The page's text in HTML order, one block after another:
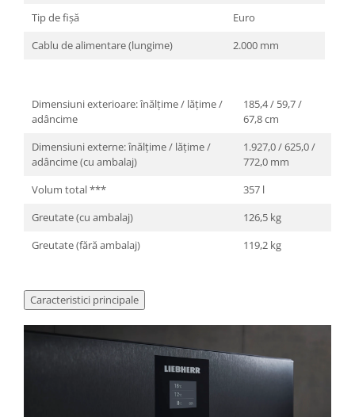
Tip de fişă
Euro
Cablu de alimentare (lungime)
2.000 mm
Dimensiuni exterioare: înălțime / lățime /
adâncime
185,4 / 59,7 /
67,8 cm
Dimensiuni externe: înălțime / lățime /
adâncime (cu ambalaj)
1.927,0 / 625,0 /
772,0 mm
Volum total ***
357 l
Greutate (cu ambalaj)
126,5 kg
Greutate (fără ambalaj)
119,2 kg
Caracteristici principale